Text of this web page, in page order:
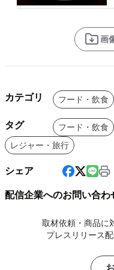
画
カテゴリ フード・飲食
タグ フード・飲食
レジャー・旅行
シェア
配信企業へのお問い合わ
取材依頼・商品に
プレスリリース